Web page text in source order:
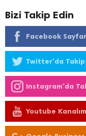
Bizi Takip Edin
Facebook
Twitter'da Takip
Instagram'da
Youtube